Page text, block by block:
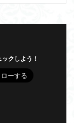
クしよう！